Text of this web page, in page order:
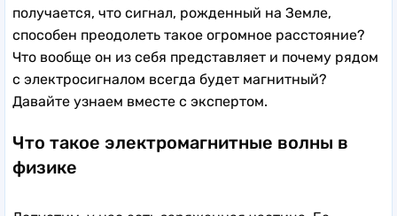
получается, что сигнал, рожденный на Земле,
способен преодолеть такое огромное расстояние?
Что вообще он из себя представляет и почему рядом
с электросигналом всегда будет магнитный?
Давайте узнаем вместе с экспертом.
Что такое электромагнитные волны в
физике